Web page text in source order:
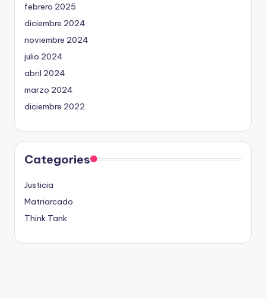
febrero 2025
diciembre 2024
noviembre 2024
julio 2024
abril 2024
marzo 2024
diciembre 2022
Categories
Justicia
Matriarcado
Think Tank